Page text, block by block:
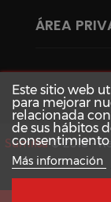
ÁREA
Sumilsa© 2018 -
Este sitio web
para mejorar
relacionada
de sus hábitos
consentimiento
Más información